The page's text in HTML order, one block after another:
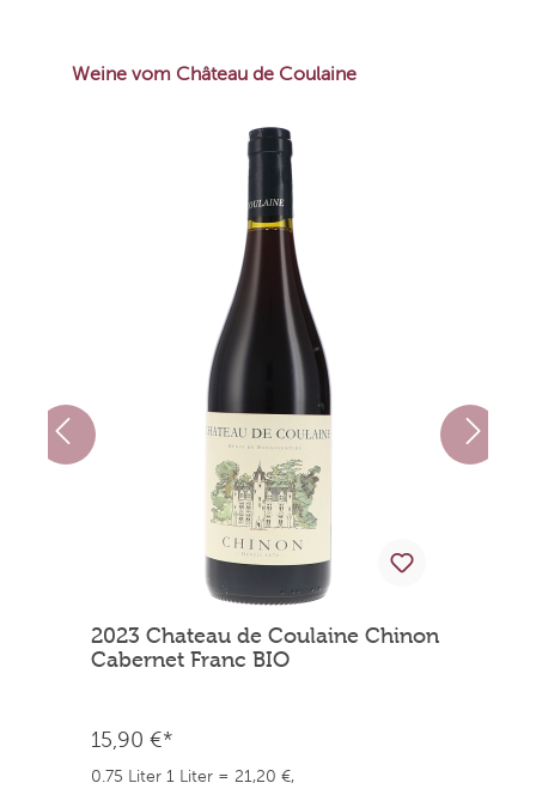
Weine vom Château de Coulaine
2023 Chateau de Coulaine Chinon
Cabernet Franc BIO
15,90 €*
0.75 Liter 1 Liter = 21,20 €,